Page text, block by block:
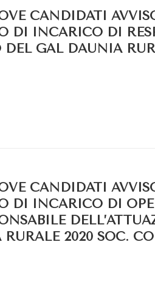
CANDIDATI
DI INCARICO DI
GAL DAUNIA
CANDIDATI
DI INCARICO DI
2020 SOC.